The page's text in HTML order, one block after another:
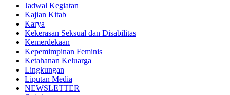
Jadwal Kegiatan
Kajian Kitab
Karya
Kekerasan Seksual dan Disabilitas
Kemerdekaan
Kepemimpinan Feminis
Ketahanan Keluarga
Lingkungan
Liputan Media
NEWSLETTER